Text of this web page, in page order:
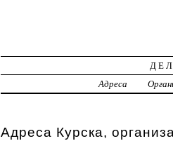
Адреса
Адреса Курска,